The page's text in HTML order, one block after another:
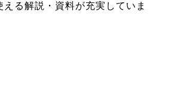
る解説・資料が充実していま